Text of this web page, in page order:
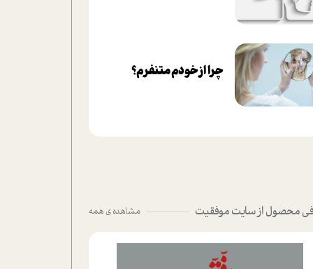
چرا از خودم متنفرم؟
محصول از سایت موفقیت مشاهده ی همه